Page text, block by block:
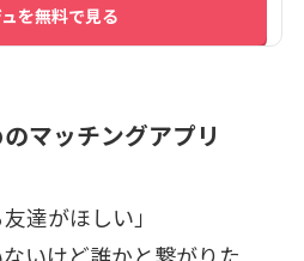
を無料で見る
マッチングアプリ
達がほしい」